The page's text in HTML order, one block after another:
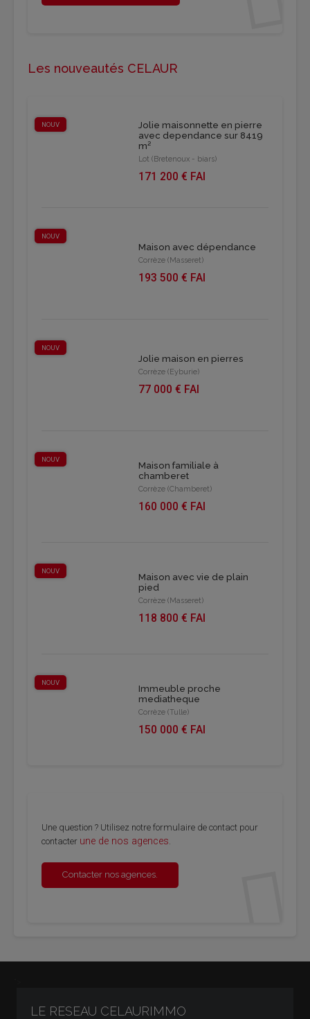
Les nouveautés CELAUR
NOUV
Jolie maisonnette en pierre
avec dependance sur 8419
m²
Lot (Bretenoux - biars)
171 200 € FAI
NOUV
Maison avec dépendance
Corrèze (Masseret)
193 500 € FAI
NOUV
Jolie maison en pierres
Corrèze (Eyburie)
77 000 € FAI
NOUV
Maison familiale à
chamberet
Corrèze (Chamberet)
160 000 € FAI
NOUV
Maison avec vie de plain
pied
Corrèze (Masseret)
118 800 € FAI
NOUV
Immeuble proche
mediatheque
Corrèze (Tulle)
150 000 € FAI
Une question ? Utilisez notre formulaire de contact pour
contacter une de nos agences
Contacter nos agences.
LE RESEAU CELAURIMMO